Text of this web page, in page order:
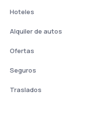
Hoteles
Alquiler de autos
Ofertas
Seguros
Traslados